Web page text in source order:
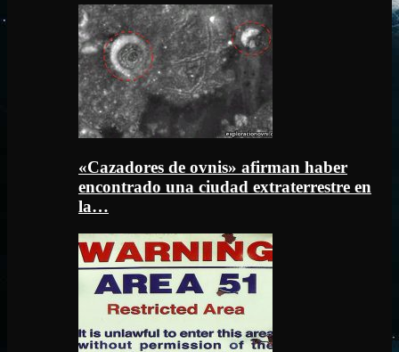
«Cazadores de ovnis» afirman haber
encontrado una ciudad extraterrestre en
la…